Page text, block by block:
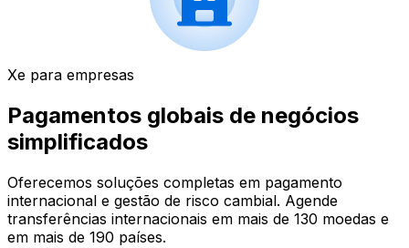
Xe para empresas
Pagamentos globais de negócios
simplificados
Oferecemos soluções completas em pagamento
internacional e gestão de risco cambial. Agende
transferências internacionais em mais de 130 moedas e
em mais de 190 países.